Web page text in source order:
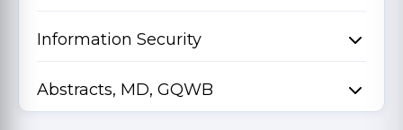
Information Security
Abstracts, MD, GQWB